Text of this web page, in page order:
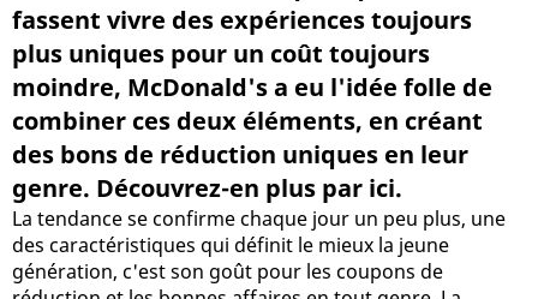
fassent vivre des expériences toujours
plus uniques pour un coût toujours
moindre, McDonald's a eu l'idée folle de
combiner ces deux éléments, en créant
des bons de réduction uniques en leur
genre. Découvrez-en plus par ici.
La tendance se confirme chaque jour un peu plus, une
des caractéristiques qui définit le mieux la jeune
génération, c'est son goût pour les coupons de